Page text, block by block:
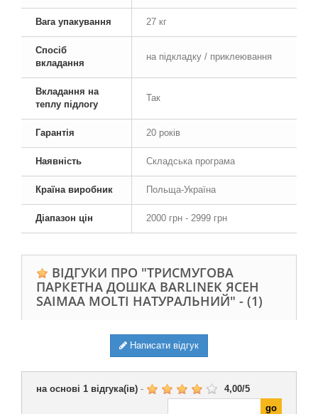
Вага упакування 27 кг
Спосіб
вкладання
на підкладку / приклеювання
Вкладання на
теплу підлогу
Так
Гарантія 20 років
Наявність Складська програма
Країна виробник Польща-Україна
Діапазон цін 2000 грн - 2999 грн
ВІДГУКИ ПРО "ТРИCМУГОВА
ПАРКЕТНА ДОШКА BARLINEK ЯСЕН
SAIMAA MOLTI НАТУРАЛЬНИЙ" - (1)
Написати відгук
на основі 1 відгука(ів) - 4,00/5